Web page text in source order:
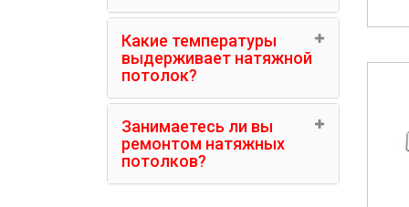
Какие температуры
выдерживает натяжной
потолок?
Занимаетесь ли вы
ремонтом натяжных
потолков?